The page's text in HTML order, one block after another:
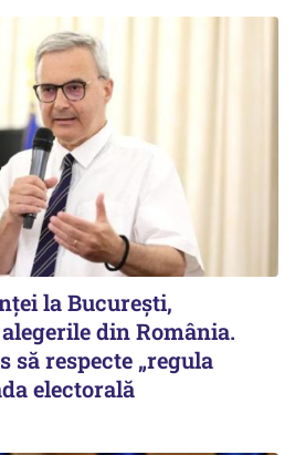
la București,
din România.
să respecte „regula
electorală